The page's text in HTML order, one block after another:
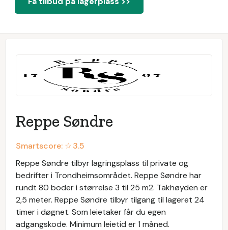
Reppe Søndre
Smartscore: ☆3.5
Reppe Søndre tilbyr lagringsplass til private og
bedrifter i Trondheimsområdet. Reppe Søndre har
rundt 80 boder i størrelse 3 til 25 m2. Takhøyden er
2,5 meter. Reppe Søndre tilbyr tilgang til lageret 24
timer i døgnet. Som leietaker får du egen
adgangskode. Minimum leietid er 1 måned.